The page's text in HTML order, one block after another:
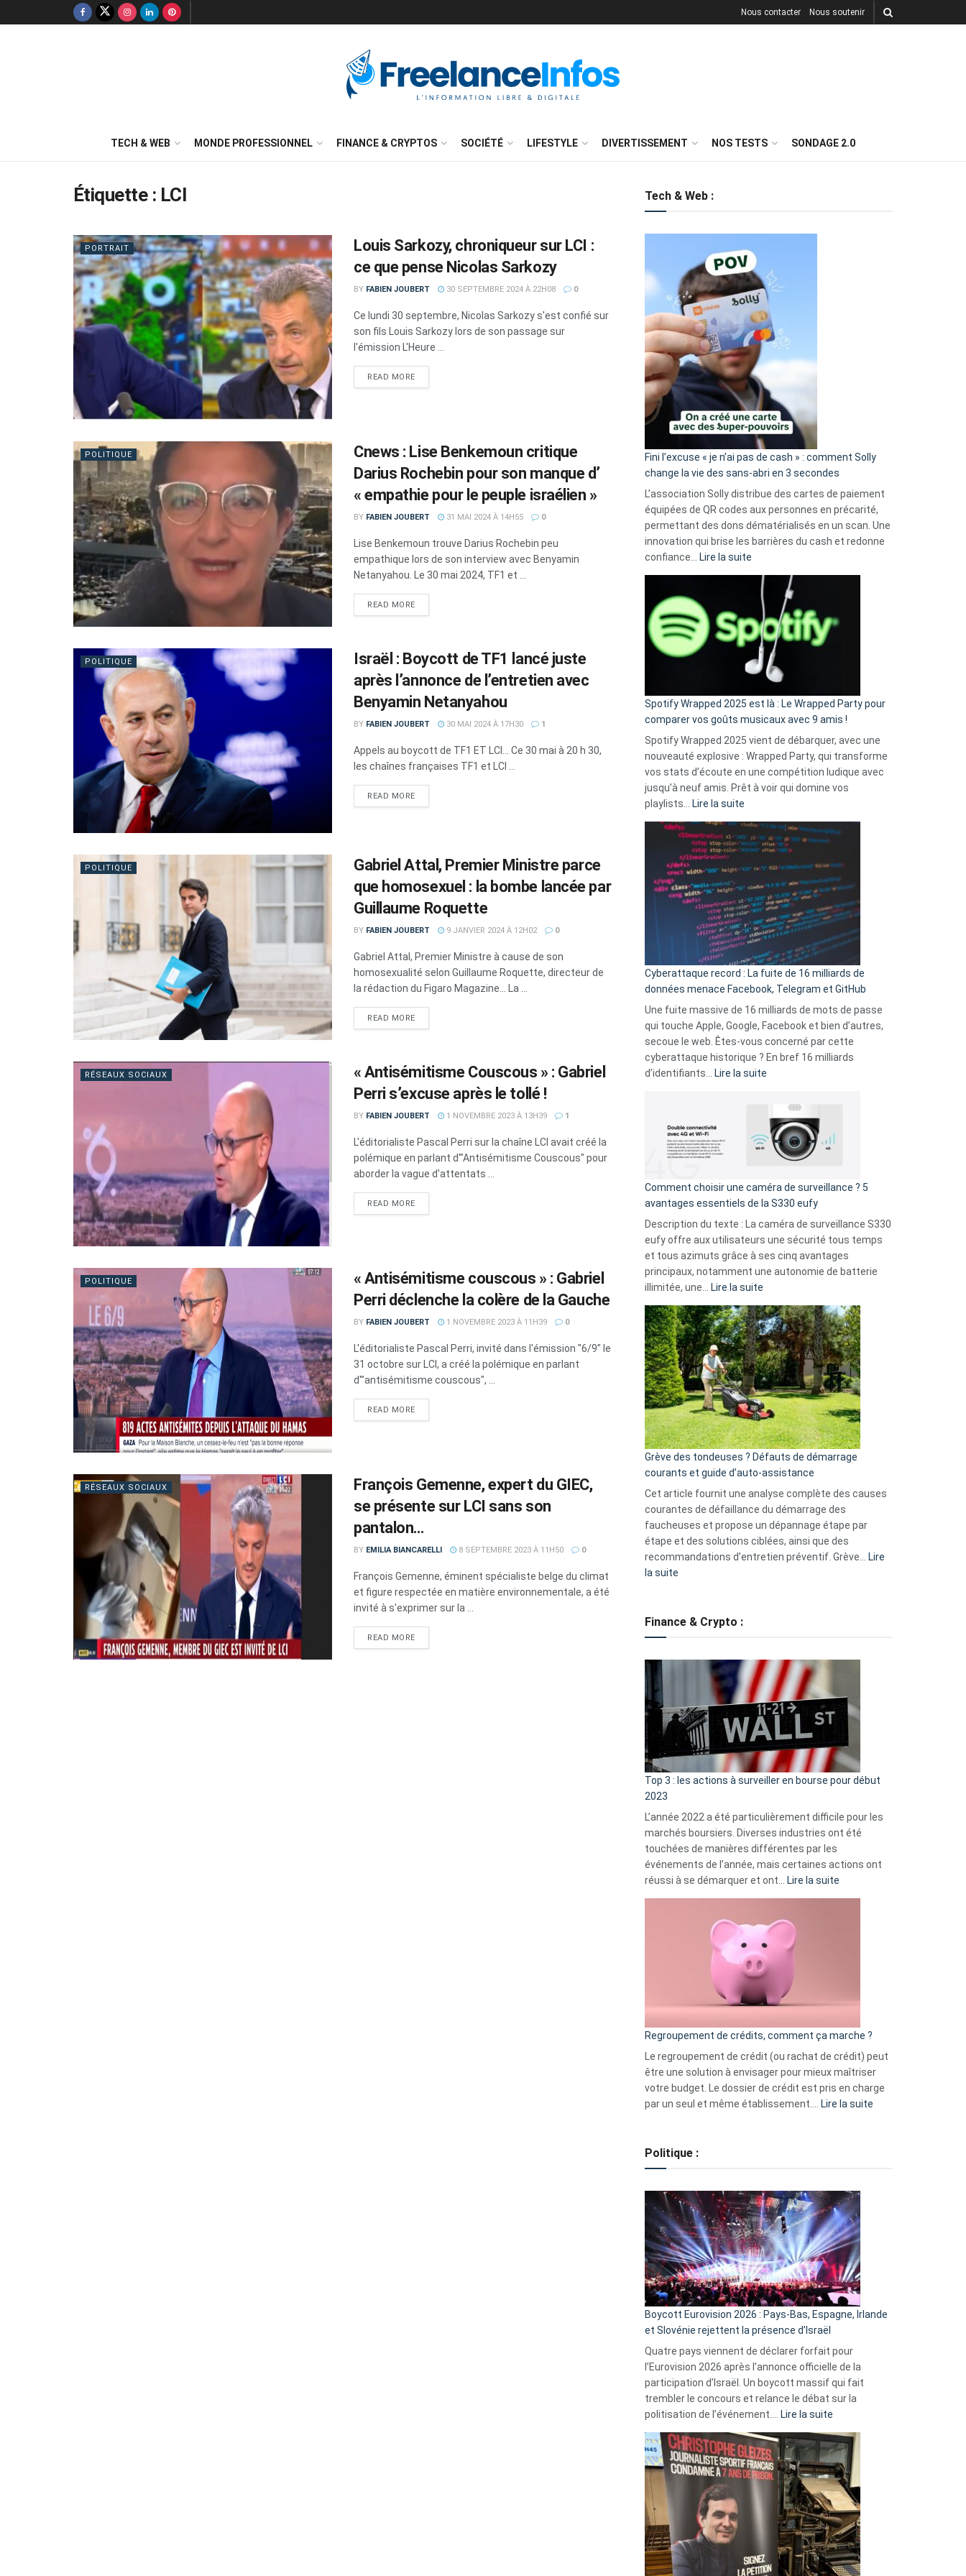
Nous contacter Nous soutenir
TECH & WEB MONDE PROFESSIONNEL FINANCE & CRYPTOS SOCIÉTÉ LIFESTYLE DIVERTISSEMENT NOS TESTS SONDAGE 2.0
Étiquette : LCI
PORTRAIT
Louis Sarkozy, chroniqueur sur LCI :
ce que pense Nicolas Sarkozy
BY FABIEN JOUBERT 30 SEPTEMBRE 2024 À 22H08 0
Ce lundi 30 septembre, Nicolas Sarkozy s'est confié sur
son fils Louis Sarkozy lors de son passage sur
l'émission L'Heure ...
READ MOREDETAILS
POLITIQUE
Cnews : Lise Benkemoun critique
Darius Rochebin pour son manque d’
« empathie pour le peuple israélien »
BY FABIEN JOUBERT 31 MAI 2024 À 14H55 0
Lise Benkemoun trouve Darius Rochebin peu
empathique lors de son interview avec Benyamin
Netanyahou. Le 30 mai 2024, TF1 et ...
READ MOREDETAILS
POLITIQUE
Israël : Boycott de TF1 lancé juste
après l’annonce de l’entretien avec
Benyamin Netanyahou
BY FABIEN JOUBERT 30 MAI 2024 À 17H30 1
Appels au boycott de TF1 ET LCI... Ce 30 mai à 20 h 30,
les chaînes françaises TF1 et LCI ...
READ MOREDETAILS
POLITIQUE
Gabriel Attal, Premier Ministre parce
que homosexuel : la bombe lancée par
Guillaume Roquette
BY FABIEN JOUBERT 9 JANVIER 2024 À 12H02 0
Gabriel Attal, Premier Ministre à cause de son
homosexualité selon Guillaume Roquette, directeur de
la rédaction du Figaro Magazine... La ...
READ MOREDETAILS
RÉSEAUX SOCIAUX
« Antisémitisme Couscous » : Gabriel
Perri s’excuse après le tollé !
BY FABIEN JOUBERT 1 NOVEMBRE 2023 À 13H39 1
L'éditorialiste Pascal Perri sur la chaîne LCI avait créé la
polémique en parlant d'"Antisémitisme Couscous" pour
aborder la vague d'attentats ...
READ MOREDETAILS
POLITIQUE
« Antisémitisme couscous » : Gabriel
Perri déclenche la colère de la Gauche
BY FABIEN JOUBERT 1 NOVEMBRE 2023 À 11H39 0
L'éditorialiste Pascal Perri, invité dans l'émission "6/9" le
31 octobre sur LCI, a créé la polémique en parlant
d'"antisémitisme couscous", ...
READ MOREDETAILS
RÉSEAUX SOCIAUX
François Gemenne, expert du GIEC,
se présente sur LCI sans son
pantalon…
BY EMILIA BIANCARELLI 8 SEPTEMBRE 2023 À 11H50 0
François Gemenne, éminent spécialiste belge du climat
et figure respectée en matière environnementale, a été
invité à s'exprimer sur la ...
READ MOREDETAILS
Tech & Web :
Fini l’excuse « je n’ai pas de cash » : comment Solly
change la vie des sans-abri en 3 secondes
L’association Solly distribue des cartes de paiement
équipées de QR codes aux personnes en précarité,
permettant des dons dématérialisés en un scan. Une
innovation qui brise les barrières du cash et redonne
confiance…
Lire la suite
l’excuse
je
n’ai
pas
de
cash
»
Solly
change
la
vie
sans-
abri
en
3
secondes
Spotify Wrapped 2025 est là : Le Wrapped Party pour
comparer vos goûts musicaux avec 9 amis !
Spotify Wrapped 2025 vient de débarquer, avec une
nouveauté explosive : Wrapped Party, qui transforme
vos stats d’écoute en une compétition ludique avec
jusqu’à neuf amis. Prêt à voir qui domine vos
playlists…
Lire la suite
Wrapped
2025
est
:
Le
Wrapped
Party
pour
comparer
vos
goûts
musicaux
avec
9
amis
Cyberattaque record : La fuite de 16 milliards de
données menace Facebook, Telegram et GitHub
Une fuite massive de 16 milliards de mots de passe
qui touche Apple, Google, Facebook et bien d’autres,
secoue le web. Êtes-vous concerné par cette
cyberattaque historique ? En bref 16 milliards
d’identifiants…
Lire la suite
record
La
fuite
16
milliards
données
menace
Facebook,
Telegram
GitHub
Comment choisir une caméra de surveillance ? 5
avantages essentiels de la S330 eufy
Description du texte : La caméra de surveillance S330
eufy offre aux utilisateurs une sécurité tous temps
et tous azimuts grâce à ses cinq avantages
principaux, notamment une autonomie de batterie
illimitée, une…
Lire la suite
choisir
une
caméra
de
surveillance
?
5
avantages
essentiels
de
la
S330
eufy
Grève des tondeuses ? Défauts de démarrage
courants et guide d’auto-assistance
Cet article fournit une analyse complète des causes
courantes de défaillance du démarrage des
faucheuses et propose un dépannage étape par
étape et des solutions ciblées, ainsi que des
recommandations d’entretien préventif. Grève…
Lire
la suite
tondeuses
démarrage
courants
et
guide
d’auto-
assistance
Finance & Crypto :
Top 3 : les actions à surveiller en bourse pour début
2023
L’année 2022 a été particulièrement difficile pour les
marchés boursiers. Diverses industries ont été
touchées de manières différentes par les
événements de l’année, mais certaines actions ont
réussi à se démarquer et ont…
Lire la suite
en
pour
début
2023
Regroupement de crédits, comment ça marche ?
Le regroupement de crédit (ou rachat de crédit) peut
être une solution à envisager pour mieux maîtriser
votre budget. Le dossier de crédit est pris en charge
par un seul et même établissement.…
Lire la suite
Politique :
Boycott Eurovision 2026 : Pays-Bas, Espagne, Irlande
et Slovénie rejettent la présence d’Israël
Quatre pays viennent de déclarer forfait pour
l’Eurovision 2026 après l’annonce officielle de la
participation d’Israël. Un boycott massif qui fait
trembler le concours et relance le débat sur la
politisation de l’événement.…
Lire la suite
Eurovision
2026
:
Pays-
Bas,
Espagne,
Irlande
et
Slovénie